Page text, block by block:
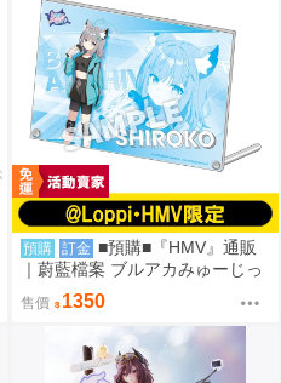
預購 訂金 ■預購■『HMV』通販
｜蔚藍檔案 ブルアカみゅーじっ
く♪3D LIVE『阿拜多斯高中』壓
克力板。[0912]
售價 1350